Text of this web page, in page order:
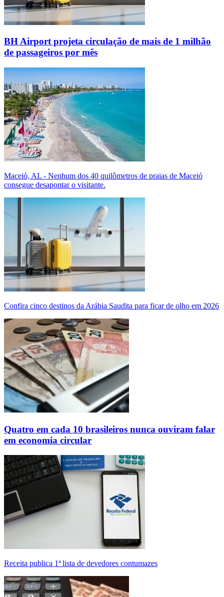
BH Airport projeta circulação de mais de 1 milhão
de passageiros por mês
Maceió, AL - Nenhum dos 40 quilômetros de praias de Maceió
consegue desapontar o visitante.
Confira cinco destinos da Arábia Saudita para ficar de olho em 2026
Quatro em cada 10 brasileiros nunca ouviram falar
em economia circular
Receita publica 1ª lista de devedores contumazes